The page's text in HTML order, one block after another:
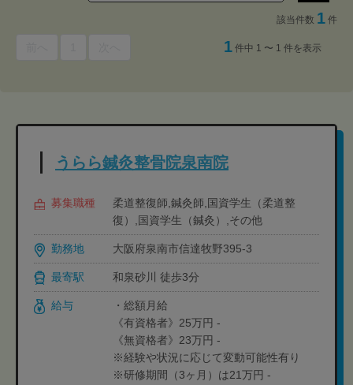
該当件数 1 件
1 件中 1 〜 1 件を表示
うらら鍼灸整骨院泉南院
募集職種
柔道整復師,鍼灸師,国資学生（柔道整
復）,国資学生（鍼灸）,その他
勤務地 大阪府泉南市信達牧野395-3
最寄駅 和泉砂川 徒歩3分
給与
・総額月給
《有資格者》25万円 -
《無資格者》23万円 -
※経験や状況に応じて変動可能性有り
※研修期間（3ヶ月）は21万円 -